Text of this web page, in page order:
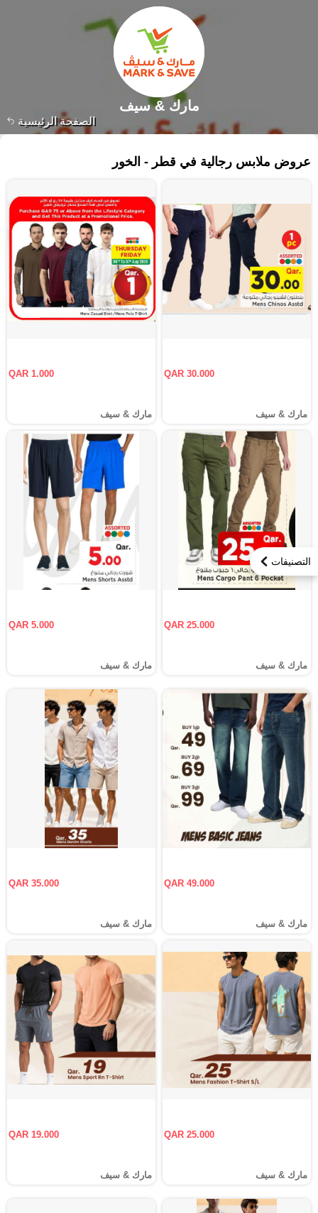
الصفحة الرئيسية
مارك & سيف
التصنيفات
عروض ملابس رجالية في قطر - الخور
QAR 30.000
مارك & سيف
QAR 1.000
مارك & سيف
QAR 25.000
مارك & سيف
QAR 5.000
مارك & سيف
QAR 49.000
مارك & سيف
QAR 35.000
مارك & سيف
QAR 25.000
مارك & سيف
QAR 19.000
مارك & سيف